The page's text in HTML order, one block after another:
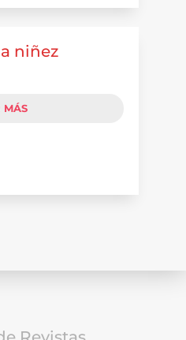
niñez
MÁS